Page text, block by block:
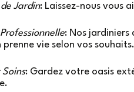
Jardin: Laissez-nous vous
: Nos
vie selon vos souhaits.
: Gardez votre oasis